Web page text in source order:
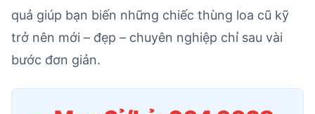
quả giúp bạn biến những chiếc thùng loa cũ kỹ
trở nên mới – đẹp – chuyên nghiệp chỉ sau vài
bước đơn giản.